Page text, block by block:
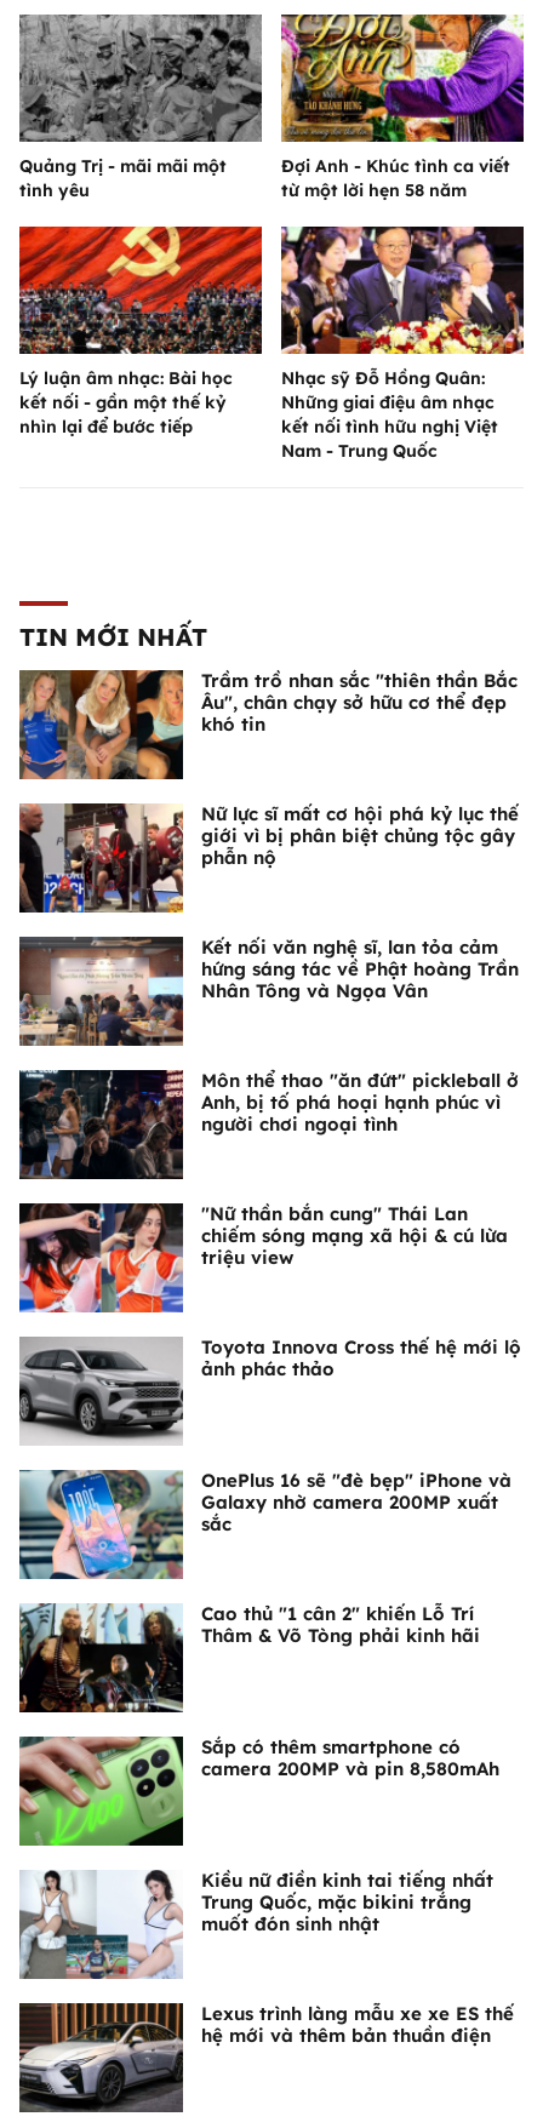
Quảng Trị - mãi mãi một
tình yêu
Đợi Anh - Khúc tình ca viết
từ một lời hẹn 58 năm
Lý luận âm nhạc: Bài học
kết nối - gần một thế kỷ
nhìn lại để bước tiếp
Nhạc sỹ Đỗ Hồng Quân:
Những giai điệu âm nhạc
kết nối tình hữu nghị Việt
Nam - Trung Quốc
TIN MỚI NHẤT
Trầm trồ nhan sắc "thiên thần Bắc
Âu", chân chạy sở hữu cơ thể đẹp
khó tin
Nữ lực sĩ mất cơ hội phá kỷ lục thế
giới vì bị phân biệt chủng tộc gây
phẫn nộ
Kết nối văn nghệ sĩ, lan tỏa cảm
hứng sáng tác về Phật hoàng Trần
Nhân Tông và Ngọa Vân
Môn thể thao "ăn đứt" pickleball ở
Anh, bị tố phá hoại hạnh phúc vì
người chơi ngoại tình
"Nữ thần bắn cung" Thái Lan
chiếm sóng mạng xã hội & cú lừa
triệu view
Toyota Innova Cross thế hệ mới lộ
ảnh phác thảo
OnePlus 16 sẽ "đè bẹp" iPhone và
Galaxy nhờ camera 200MP xuất
sắc
Cao thủ "1 cân 2" khiến Lỗ Trí
Thâm & Võ Tòng phải kinh hãi
Sắp có thêm smartphone có
camera 200MP và pin 8,580mAh
Kiều nữ điền kinh tai tiếng nhất
Trung Quốc, mặc bikini trắng
muốt đón sinh nhật
Lexus trình làng mẫu xe xe ES thế
hệ mới và thêm bản thuần điện